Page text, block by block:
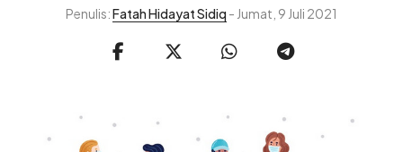
Penulis:Fatah Hidayat Sidiq - Jumat, 9 Juli 2021